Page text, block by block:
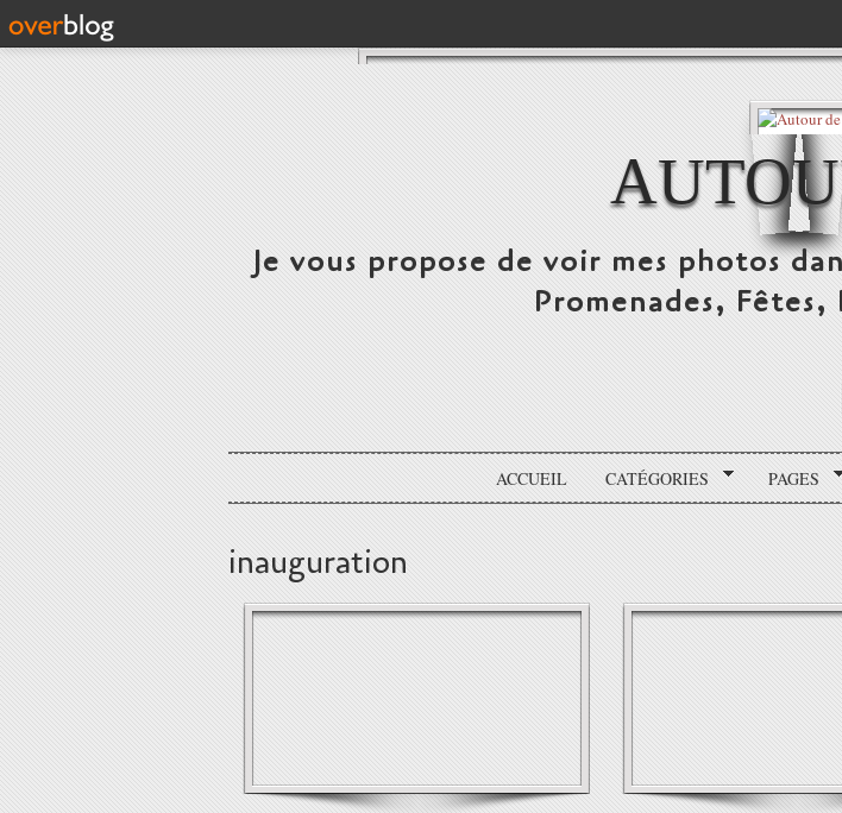
Je vous propose de voir mes photos
Promenades,
ACCUEIL CATÉGORIES PAGES
inauguration